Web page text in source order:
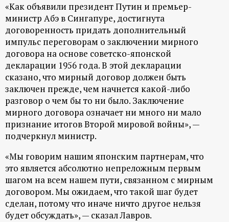
«Как объявили президент Путин и премьер-
министр Абэ в Сингапуре, достигнута
договоренность придать дополнительный
импульс переговорам о заключении мирного
договора на основе советско-японской
декларации 1956 года. В этой декларации
сказано, что мирный договор должен быть
заключен прежде, чем начнется какой-либо
разговор о чем бы то ни было. Заключение
мирного договора означает ни много ни мало
признание итогов Второй мировой войны», —
подчеркнул министр.
«Мы говорим нашим японским партнерам, что
это является абсолютно непреложным первым
шагом на всем нашем пути, связанном с мирным
договором. Мы ожидаем, что такой шаг будет
сделан, потому что иначе ничто другое нельзя
будет обсуждать», — сказал Лавров.